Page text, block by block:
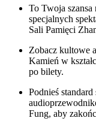
To Twoja
specjalnych
Sali Pamięci
Zobacz kultowe
Kamień w
po bilety.
Podnieś
Fung, aby